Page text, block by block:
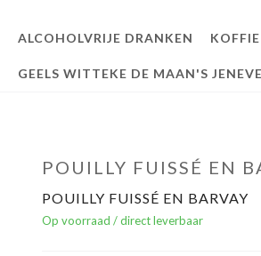
ALCOHOLVRIJE DRANKEN
GEELS WITTEKE DE MAAN'S
POUILLY FUISSÉ EN
POUILLY FUISSÉ EN BARVAY
Op voorraad / direct leverbaar